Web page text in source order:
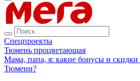
Спецпроекты
Тюмень процветающая
Мама, папа, я: какие бонусы и скидки
Тюмени?